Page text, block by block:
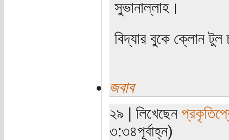
সুভানাল্লাহ।
বিদ্যার বুকে ক্লোন টুল
জবাব
২৯ | লিখেছেন
৩:৩৪পূর্বাহ্ন)